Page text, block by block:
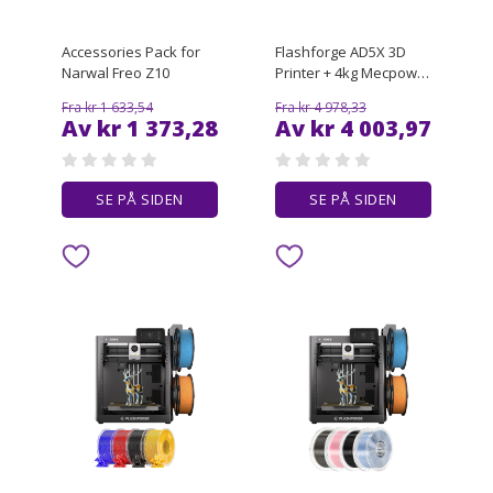
Accessories Pack for
Narwal Freo Z10
Fra kr 1 633,54
Av kr 1 373,28
SE PÅ SIDEN
Flashforge AD5X 3D
Printer + 4kg Mecpow
Filament - 2kg
Black/Transparent
Smoke Grey
Fra kr 4 978,33
Av kr 4 003,97
SE PÅ SIDEN